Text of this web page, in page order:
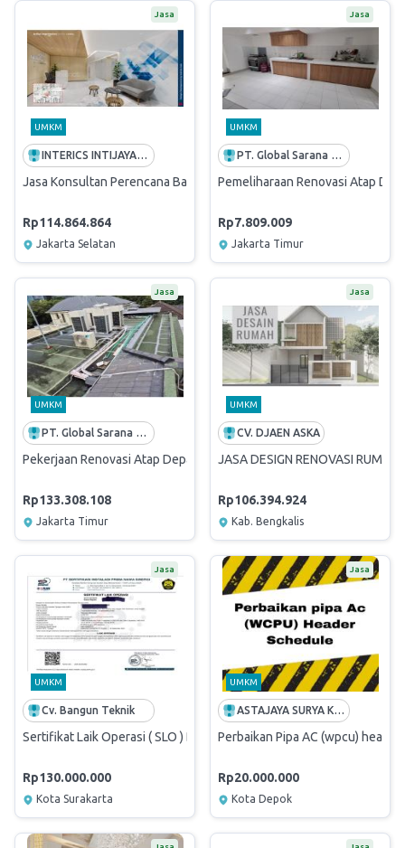
Jasa
UMKM
INTERICS INTIJAYA ASIA
Jasa Konsultan Perencana Basic Design Renovasi Ruang Kerja CB4
Rp114.864.864
Jakarta Selatan
Jasa
UMKM
PT. Global Sarana Reksatama
Pemeliharaan Renovasi Atap
Rp7.809.009
Jakarta Timur
Jasa
UMKM
PT. Global Sarana Reksatama
Pekerjaan Renovasi Atap Depan Rumah Dinas Jl. Sriwijaya Raya No.
Rp133.308.108
Jakarta Timur
Jasa
UMKM
CV. DJAEN ASKA
JASA DESIGN RENOVASI RUMAH
Rp106.394.924
Kab. Bengkalis
Jasa
UMKM
Cv. Bangun Teknik
Sertifikat Laik Operasi ( SLO ) Beserta NIDI
Rp130.000.000
Kota Surakarta
Jasa
UMKM
ASTAJAYA SURYA KENCANA
Perbaikan Pipa AC (wpcu)
Rp20.000.000
Kota Depok